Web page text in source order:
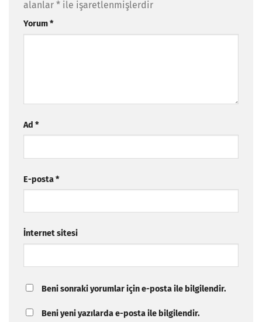
alanlar * ile işaretlenmişlerdir
Yorum*
Ad *
E-posta*
İnternet sitesi
Beni sonraki yorumlar için e-posta ile bilgilendir.
Beni yeni yazılarda e-posta ile bilgilendir.